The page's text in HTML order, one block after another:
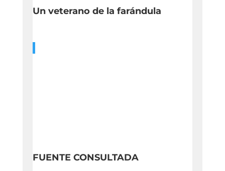
Un veterano de la farándula
FUENTE CONSULTADA